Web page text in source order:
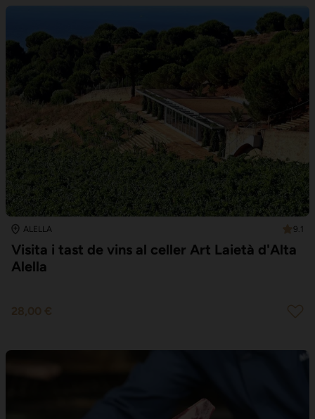
ALELLA 9.1
Visita i tast de vins al celler Art Laietà d'Alta
Alella